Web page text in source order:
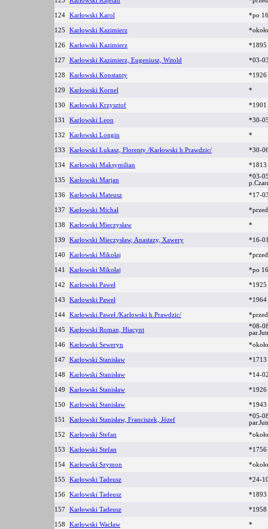
124 Karłowski Karol *po
125 Karłowski Kazimierz
126 Karłowski Kazimierz *1895
127 Karłowski Kazimierz, Eugeniusz, Witold *03-
128 Karłowski Konstanty *1926
129 Karłowski Kornel *
130 Karłowski Krzysztof *1901
131 Karłowski Leon *30-
132 Karłowski Longin *
133 Karłowski Łukasz, Florenty /Karłowski h.Prawdzic/ *30-
134 Karłowski Maksymilian *1813
135 Karłowski Marjan
*03-
136
Karłowski Mateusz *17-
137 Karłowski Michał
138 Karłowski Mieczysław *
139 Karłowski Mieczysław, Anastazy, Xawery *16-
140 Karłowski Mikołaj
141 Karłowski Mikołaj *po
142 Karłowski Paweł *1925
143 Karłowski Paweł *1964
144 Karłowski Paweł /Karłowski h.Prawdzic/
145 Karłowski Roman, Hiacynt
*08-
146
Karłowski Seweryn
147 Karłowski Stanisław *1713
148 Karłowski Stanisław *14-
149 Karłowski Stanisław *1926
150 Karłowski Stanisław *1943
151 Karłowski Stanisław, Franciszek, Józef
*05-
152
Karłowski Stefan
153 Karłowski Stefan *1756
154 Karłowski Szymon
155 Karłowski Tadeusz *24-
156 Karłowski Tadeusz *1893
157 Karłowski Tadeusz *1958
158 Karłowski Wacław *